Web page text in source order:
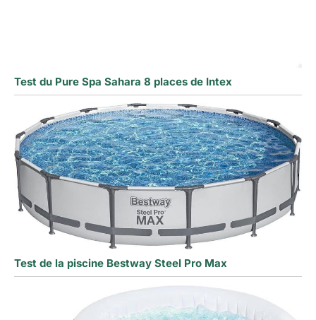
Test du Pure Spa Sahara 8 places de Intex
Test de la piscine Bestway Steel Pro Max